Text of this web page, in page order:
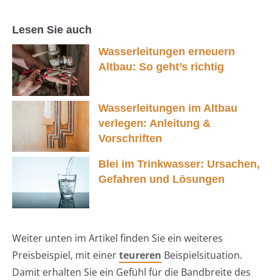
Lesen Sie auch
Wasserleitungen erneuern
Altbau: So geht’s richtig
Wasserleitungen im Altbau
verlegen: Anleitung &
Vorschriften
Blei im Trinkwasser: Ursachen,
Gefahren und Lösungen
Weiter unten im Artikel finden Sie ein weiteres
Preisbeispiel, mit einerteureren Beispielsituation.
Damit erhalten Sie ein Gefühl für die Bandbreite des